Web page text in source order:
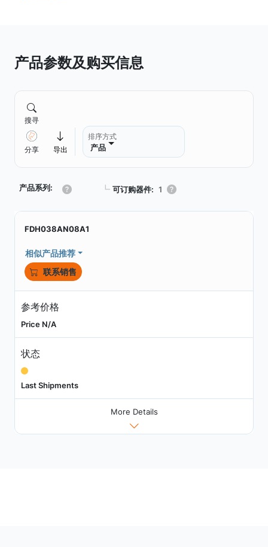
产品参数及购买信息
搜寻
分享 导出
排序方式
产品
产品系列: ┗ 可订购器件: 1
FDH038AN08A1
相似产品推荐
联系销售
参考价格
Price N/A
状态
Last Shipments
More Details